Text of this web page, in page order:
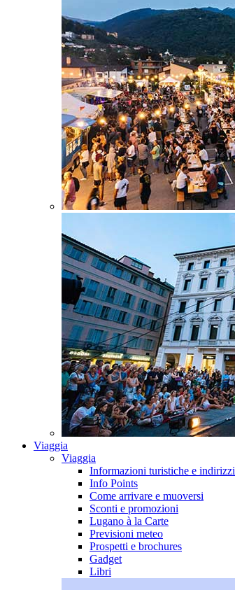
Viaggia
Viaggia
Informazioni turistiche e indirizzi
Info Points
Come arrivare e muoversi
Sconti e promozioni
Lugano à la Carte
Previsioni meteo
Prospetti e brochures
Gadget
Libri